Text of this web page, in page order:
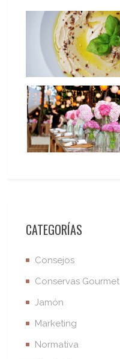
CATEGORÍAS
Consejos
Conservas Gourmet
Jamón
Marketing
Normativa